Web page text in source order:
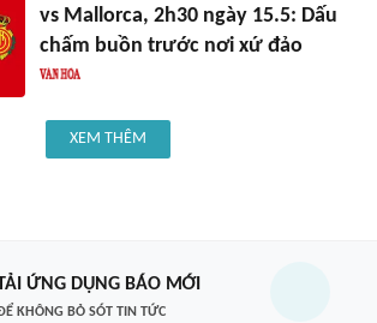
vs Mallorca, 2h30 ngày 15.5: Dấu
chấm buồn trước nơi xứ đảo
XEM THÊM
ỨNG DỤNG BÁO MỚI
KHÔNG BỎ SÓT TIN TỨC